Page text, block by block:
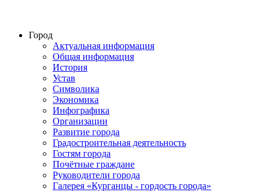
Город
Актуальная информация
Общая информация
История
Устав
Символика
Экономика
Инфографика
Организации
Развитие города
Градостроительная деятельность
Гостям города
Почётные граждане
Руководители города
Галерея «Курганцы - гордость города»